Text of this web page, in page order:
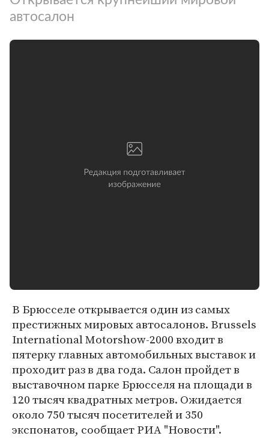
автосалон
В Брюсселе открывается один из самых
престижных мировых автосалонов. Brussels
International Motorshow-2000 входит в
пятерку главных автомобильных выставок и
проходит раз в два года. Салон пройдет в
выставочном парке Брюсселя на площади в
120 тысяч квадратных метров. Ожидается
около 750 тысяч посетителей и 350
экспонатов, сообщает РИА "Новости".